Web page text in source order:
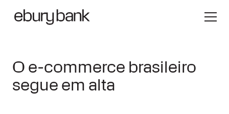
O e-commerce brasileiro
segue em alta